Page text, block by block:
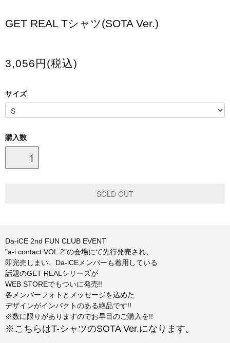
EC限定グッズ
会場限定グッズ
GET REAL Tシャツ(SOTA Ver.)
3,056円(税込)
サイズ
購入数
Da-iCE 2nd FUN CLUB EVENT
"a-i contact VOL.2"の会場にて先行発売され、
即完売しまい、Da-iCEメンバーも着用している
話題のGET REALシリーズが
WEB STOREでもついに発売!!
各メンバーフォトとメッセージを込めた
デザインがインパクトのある絶品です!!
※数に限りがありますのでお早目のご購入を!!
※こちらはT-シャツのSOTA Ver.になります。